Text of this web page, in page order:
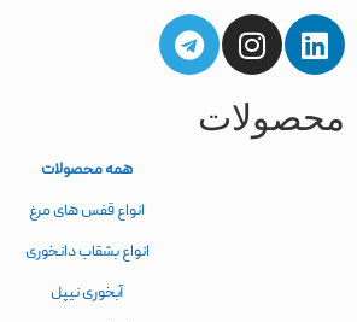
محصولات
همه محصولات
انواع قفس های مرغ
انواع بشقاب دانخوری
آبخوری نیپل